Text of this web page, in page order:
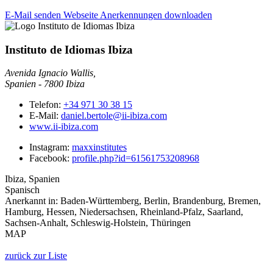
E-Mail senden Webseite Anerkennungen downloaden
Instituto de Idiomas Ibiza
Avenida Ignacio Wallis,
Spanien - 7800 Ibiza
Telefon: +34 971 30 38 15
E-Mail: daniel.bertole@ii-ibiza.com
www.ii-ibiza.com
Instagram: maxxinstitutes
Facebook: profile.php?id=61561753208968
Ibiza, Spanien
Spanisch
Anerkannt in: Baden-Württemberg, Berlin, Brandenburg, Bremen,
Hamburg, Hessen, Niedersachsen, Rheinland-Pfalz, Saarland,
Sachsen-Anhalt, Schleswig-Holstein, Thüringen
MAP
zurück zur Liste